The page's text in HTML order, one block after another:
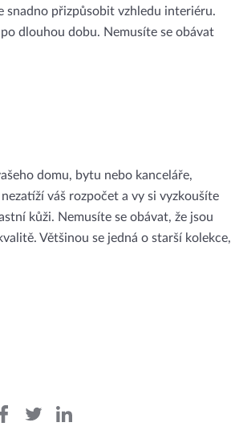
snadno přizpůsobit vzhledu interiéru.
dlouhou dobu. Nemusíte se obávat
domu, bytu nebo kanceláře,
váš rozpočet a vy si vyzkoušíte
kůži. Nemusíte se obávat, že jsou
Většinou se jedná o starší kolekce,